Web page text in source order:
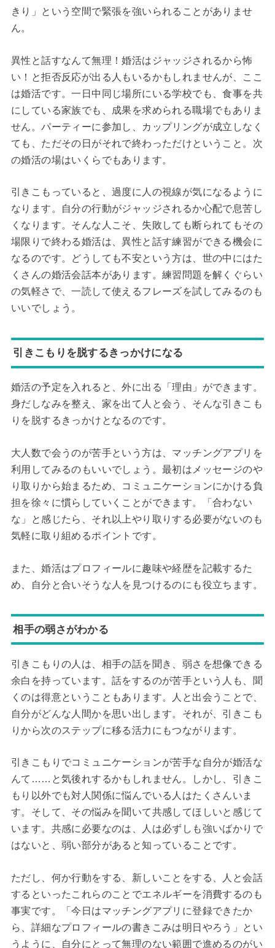
きり」という空間で緊張を強いられることがありませ
ん。
異性と話すなんて無理！婚活はジャッジされるから怖
い！と拒否反応が出る人もいるかもしれませんが、ここ
は婚活です。一日中同じ場所にいる学校でも、食事を共
にしている家族でも、成果を求められる職場でもありま
せん。パーティーに参加し、カップリングが成立しなく
ても、ただその日がそれで終わっただけということ。次
の婚活の場はいくらでもあります。
引きこもっていると、過度に人の視線が気になるように
なります。自分の行動がジャッジされるか心配で息苦し
くなります。そんな人こそ、失敗しても断られてもその
場限りで終わる婚活は、異性と話す練習ができる機会に
なるのです。どうしても不安という方は、世の中にはた
くさんの婚活会話本があります。練習問題を解くぐらい
の気軽さで、一読して使えるフレーズを試してみるのも
いいでしょう。
引きこもりを脱するきっかけになる
婚活の予定を入れると、外に出る「理由」ができます。
身だしなみを整え、家を出て人と会う、そんな引きこも
りを脱するきっかけとなるのです。
大人数で会うのが苦手という方は、マッチングアプリを
利用してみるのもいいでしょう。最初はメッセージのや
り取りから始まるため、コミュニケーションにかける負
担を徐々に慣らしていくことができます。「合わない
な」と感じたら、それ以上やり取りする必要がないのも
気軽に取り組めるポイントです。
また、婚活はプロフィールに趣味や経歴を記載するた
め、自分と合いそうな人を見つけるのにも役立ちます。
相手の弱さがわかる
引きこもりの人は、相手の話を聞き、弱さを想像できる
余白を持っています。話をするのが苦手という人も、聞
くのは得意ということもあります。人と出会うことで、
自分がどんな人間かを思い出します。それが、引きこも
りから次のステップに移る活力にもつながります。
引きこもりでコミュニケーションが苦手な自分が婚活な
んて……と気後れするかもしれません。しかし、引きこ
もり以外でも対人関係に悩んでいる人はたくさんいま
す。そして、その悩みを聞いて共感してほしいと感じて
います。共感に必要なのは、人は必ずしも強いばかりで
はないと、弱い部分があると知っていることです。
ただし、何か行動をする、新しいことをする、人と会話
するといったこれらのことでエネルギーを消費するのも
事実です。「今日はマッチングアプリに登録できたか
ら、詳細なプロフィールの書きこみは明日やろう」とい
うように、自分にとって無理のない範囲で進めるのがい